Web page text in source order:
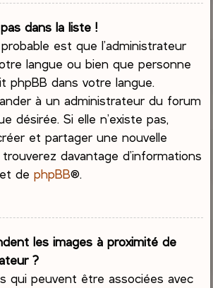
dans la liste !
est que l’administrateur
langue ou bien que personne
phpBB dans votre langue.
à un administrateur du forum
désirée. Si elle n’existe pas,
et partager une nouvelle
davantage d’informations
dephpBB®.
les images à proximité de
?
qui peuvent être associées avec